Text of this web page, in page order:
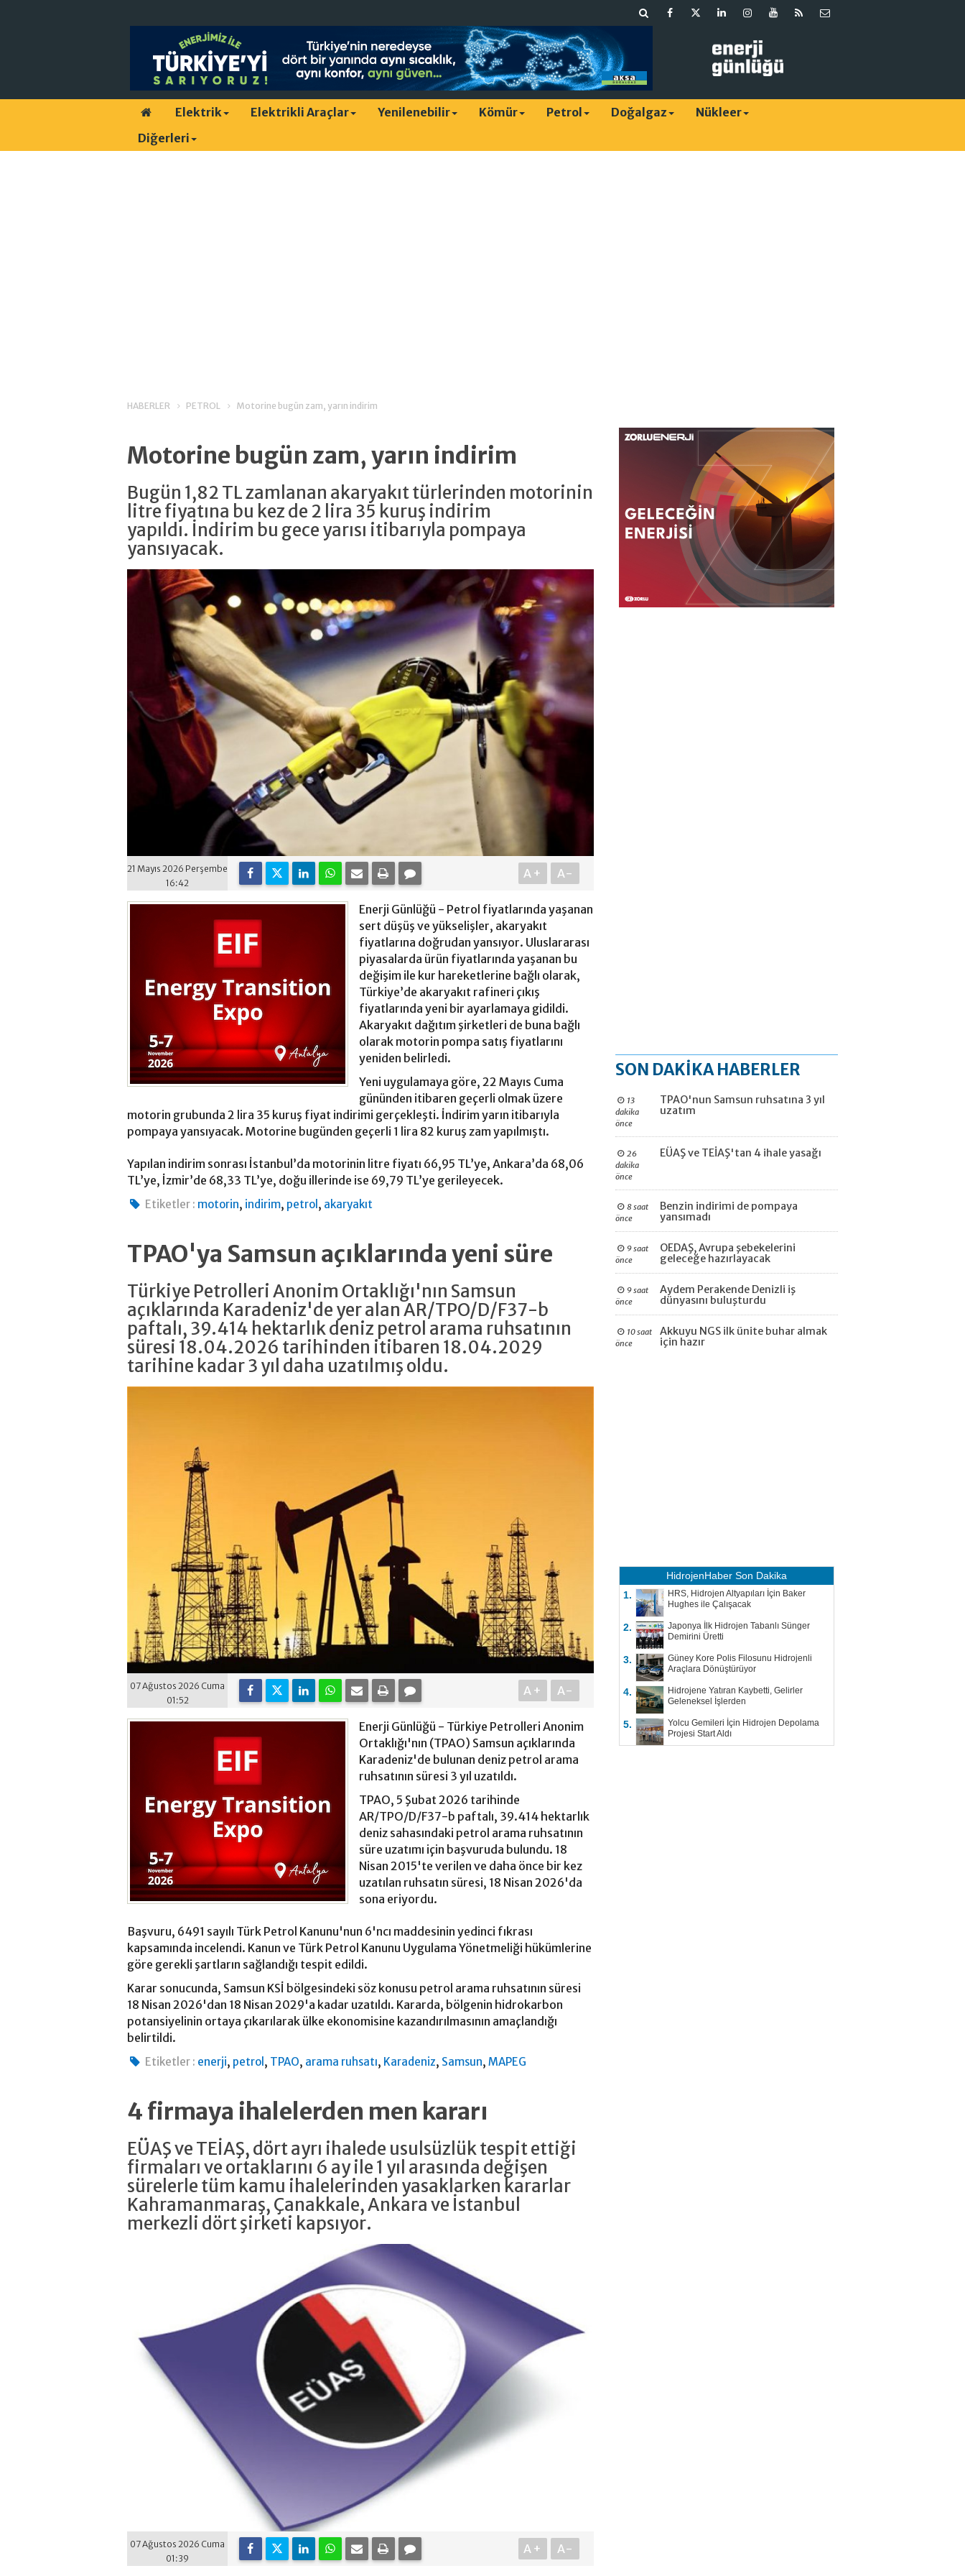
Elektrik Elektrikli Araçlar Yenilenebilir Kömür Petrol Doğalgaz
Nükleer
Diğerleri
HABERLER PETROL Motorine bugün zam, yarın indirim
Motorine bugün zam, yarın indirim
Bugün 1,82 TL zamlanan akaryakıt türlerinden motorinin
litre fiyatına bu kez de 2 lira 35 kuruş indirim
yapıldı. İndirim bu gece yarısı itibarıyla pompaya
yansıyacak.
21 Mayıs 2026 Perşembe
16:42
A+ A-
Enerji Günlüğü - Petrol fiyatlarında yaşanan
sert düşüş ve yükselişler, akaryakıt
fiyatlarına doğrudan yansıyor. Uluslararası
piyasalarda ürün fiyatlarında yaşanan bu
değişim ile kur hareketlerine bağlı olarak,
Türkiye’de akaryakıt rafineri çıkış
fiyatlarında yeni bir ayarlamaya gidildi.
Akaryakıt dağıtım şirketleri de buna bağlı
olarak motorin pompa satış fiyatlarını
yeniden belirledi.
Yeni uygulamaya göre, 22 Mayıs Cuma
gününden itibaren geçerli olmak üzere
motorin grubunda 2 lira 35 kuruş fiyat indirimi gerçekleşti. İndirim yarın itibarıyla
pompaya yansıyacak. Motorine bugünden geçerli 1 lira 82 kuruş zam yapılmıştı.
Yapılan indirim sonrası İstanbul’da motorinin litre fiyatı 66,95 TL’ye, Ankara’da 68,06
TL’ye, İzmir’de 68,33 TL’ye, doğu illerinde ise 69,79 TL’ye gerileyecek.
Etiketler : motorin, indirim, petrol , akaryakıt
TPAO'ya Samsun açıklarında yeni süre
Türkiye Petrolleri Anonim Ortaklığı'nın Samsun
açıklarında Karadeniz'de yer alan AR/TPO/D/F37-b
paftalı, 39.414 hektarlık deniz petrol arama ruhsatının
süresi 18.04.2026 tarihinden itibaren 18.04.2029
tarihine kadar 3 yıl daha uzatılmış oldu.
07 Ağustos 2026 Cuma
01:52
A+ A-
Enerji Günlüğü - Türkiye Petrolleri Anonim
Ortaklığı'nın (TPAO) Samsun açıklarında
Karadeniz'de bulunan deniz petrol arama
ruhsatının süresi 3 yıl uzatıldı.
TPAO, 5 Şubat 2026 tarihinde
AR/TPO/D/F37-b paftalı, 39.414 hektarlık
deniz sahasındaki petrol arama ruhsatının
süre uzatımı için başvuruda bulundu. 18
Nisan 2015'te verilen ve daha önce bir kez
uzatılan ruhsatın süresi, 18 Nisan 2026'da
sona eriyordu.
Başvuru, 6491 sayılı Türk Petrol Kanunu'nun 6'ncı maddesinin yedinci fıkrası
kapsamında incelendi. Kanun ve Türk Petrol Kanunu Uygulama Yönetmeliği hükümlerine
göre gerekli şartların sağlandığı tespit edildi.
Karar sonucunda, Samsun KSİ bölgesindeki söz konusu petrol arama ruhsatının süresi
18 Nisan 2026'dan 18 Nisan 2029'a kadar uzatıldı. Kararda, bölgenin hidrokarbon
potansiyelinin ortaya çıkarılarak ülke ekonomisine kazandırılmasının amaçlandığı
belirtildi.
Etiketler : enerji, petrol , TPAO, arama ruhsatı, Karadeniz, Samsun,MAPEG
4 firmaya ihalelerden men kararı
EÜAŞ ve TEİAŞ, dört ayrı ihalede usulsüzlük tespit ettiği
firmaları ve ortaklarını 6 ay ile 1 yıl arasında değişen
sürelerle tüm kamu ihalelerinden yasaklarken kararlar
Kahramanmaraş, Çanakkale, Ankara ve İstanbul
merkezli dört şirketi kapsıyor.
07 Ağustos 2026 Cuma
01:39
A+ A-
SON DAKİKA HABERLER
13
dakika
önce
TPAO'nun Samsun ruhsatına 3 yıl
uzatım
26
dakika
önce
EÜAŞ ve TEİAŞ'tan 4 ihale yasağı
8 saat
önce
Benzin indirimi de pompaya
yansımadı
9 saat
önce
OEDAŞ, Avrupa şebekelerini
geleceğe hazırlayacak
9 saat
önce
Aydem Perakende Denizli iş
dünyasını buluşturdu
10 saat
önce
Akkuyu NGS ilk ünite buhar almak
için hazır
HidrojenHaber Son Dakika
1.
HRS, Hidrojen Altyapıları İçin Baker
Hughes ile Çalışacak
2.
Japonya İlk Hidrojen Tabanlı Sünger
Demirini Üretti
3.
Güney Kore Polis Filosunu Hidrojenli
Araçlara Dönüştürüyor
4.
Hidrojene Yatıran Kaybetti, Gelirler
Geleneksel İşlerden
5.
Yolcu Gemileri İçin Hidrojen Depolama
Projesi Start Aldı